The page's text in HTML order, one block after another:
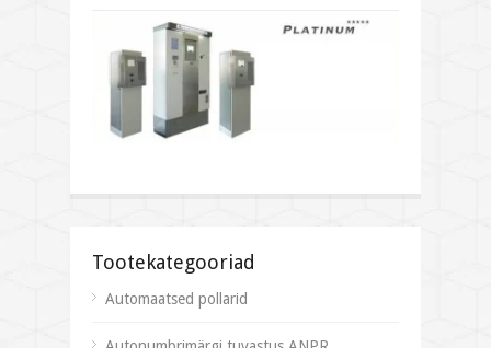
Tootekategooriad
Automaatsed pollarid